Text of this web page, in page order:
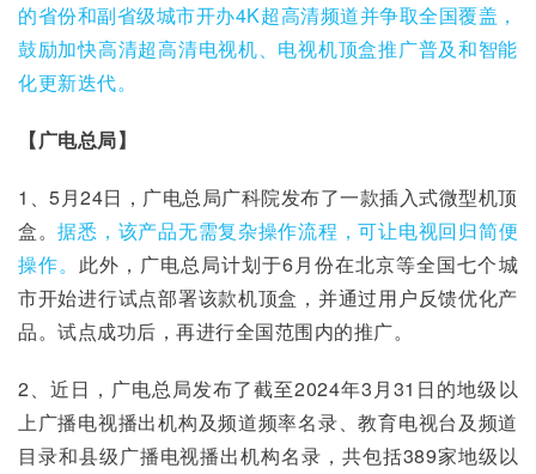
的省份和副省级城市开办4K超高清频道并争取全国覆盖，
鼓励加快高清超高清电视机、电视机顶盒推广普及和智能
化更新迭代。
【广电总局】
1、5月24日，广电总局广科院发布了一款插入式微型机顶
盒。据悉，该产品无需复杂操作流程，可让电视回归简便
操作。 此外，广电总局计划于6月份在北京等全国七个城
市开始进行试点部署该款机顶盒，并通过用户反馈优化产
品。试点成功后，再进行全国范围内的推广。
2、近日，广电总局发布了截至2024年3月31日的地级以
上广播电视播出机构及频道频率名录、教育电视台及频道
目录和县级广播电视播出机构名录，共包括389家地级以